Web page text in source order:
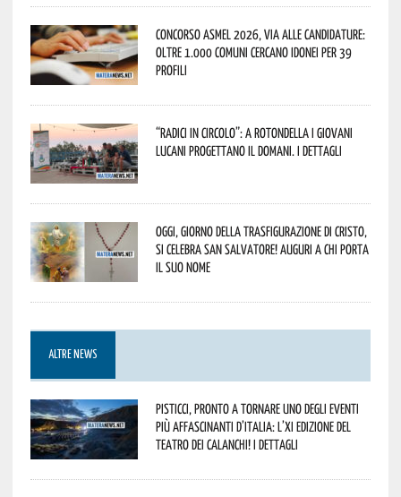
Concorso Asmel 2026, via alle candidature:
oltre 1.000 Comuni cercano idonei per 39
profili
“Radici in Circolo”: a Rotondella i giovani
lucani progettano il domani. I dettagli
Oggi, giorno della Trasfigurazione di Cristo,
si celebra San Salvatore! Auguri a chi porta
il suo nome
ALTRE NEWS
Pisticci, pronto a tornare uno degli eventi
più affascinanti d’Italia: l’XI edizione del
Teatro dei Calanchi! I dettagli